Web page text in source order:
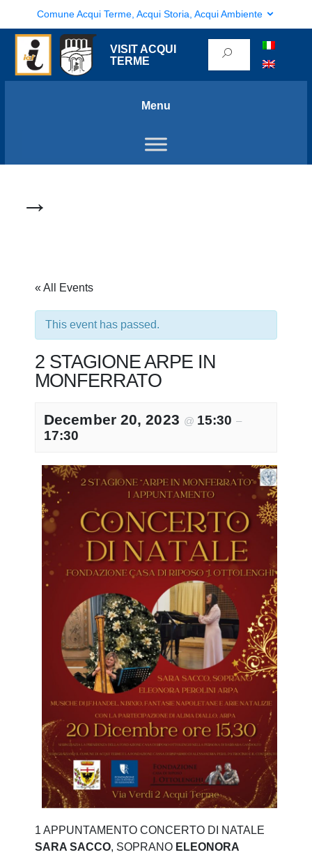
Comune Acqui Terme, Acqui Storia, Acqui Ambiente
VISIT ACQUI
TERME
Menu
→
« All Events
This event has passed.
2 STAGIONE ARPE IN
MONFERRATO
December 20, 2023 @ 15:30 –
17:30
1 APPUNTAMENTO CONCERTO DI NATALE
SARA SACCO, SOPRANO ELEONORA